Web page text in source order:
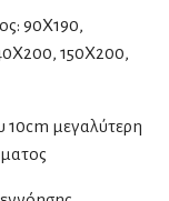
90Χ190,
150Χ200,
10cm μεγαλύτερη